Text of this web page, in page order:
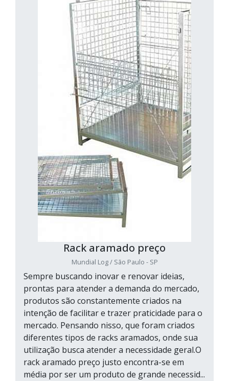
Rack aramado preço
Mundial Log / São Paulo - SP
Sempre buscando inovar e renovar ideias,
prontas para atender a demanda do mercado,
produtos são constantemente criados na
intenção de facilitar e trazer praticidade para o
mercado. Pensando nisso, que foram criados
diferentes tipos de racks aramados, onde sua
utilização busca atender a necessidade geral.O
rack aramado preço justo encontra-se em
média por ser um produto de grande necessid...